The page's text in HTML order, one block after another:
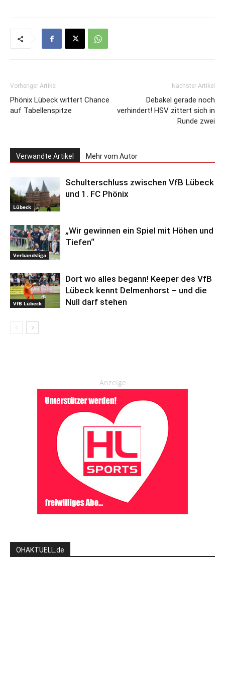
Vorheriger Artikel
Phönix Lübeck wittert Chance
auf Tabellenspitze
Nächster Artikel
Debakel gerade noch
verhindert! HSV zittert sich in
Runde zwei
Verwandte Artikel Mehr vom Autor
Lübeck
Schulterschluss zwischen VfB Lübeck
und 1. FC Phönix
Verbandsliga
„Wir gewinnen ein Spiel mit Höhen und
Tiefen“
VfB Lübeck
Dort wo alles begann! Keeper des VfB
Lübeck kennt Delmenhorst – und die
Null darf stehen
Anzeige
OHAKTUELL.de